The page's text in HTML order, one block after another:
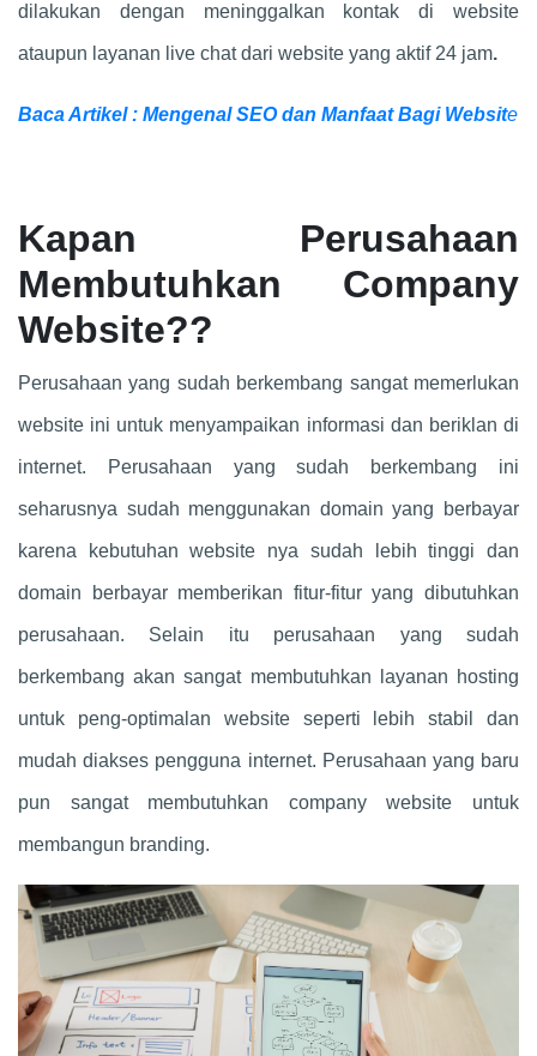
dilakukan dengan meninggalkan kontak di website
ataupun layanan live chat dari website yang aktif 24 jam.
Baca Artikel : Mengenal SEO dan Manfaat Bagi Website
Kapan Perusahaan
Membutuhkan Company
Website??
Perusahaan yang sudah berkembang sangat memerlukan
website ini untuk menyampaikan informasi dan beriklan di
internet. Perusahaan yang sudah berkembang ini
seharusnya sudah menggunakan domain yang berbayar
karena kebutuhan website nya sudah lebih tinggi dan
domain berbayar memberikan fitur-fitur yang dibutuhkan
perusahaan. Selain itu perusahaan yang sudah
berkembang akan sangat membutuhkan layanan hosting
untuk peng-optimalan website seperti lebih stabil dan
mudah diakses pengguna internet. Perusahaan yang baru
pun sangat membutuhkan company website untuk
membangun branding.